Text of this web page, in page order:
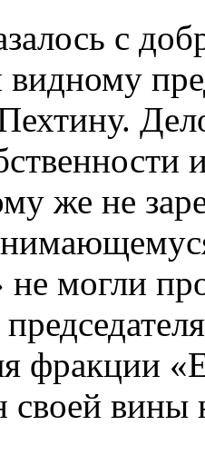
с
же не
могли
фракции
своей вины